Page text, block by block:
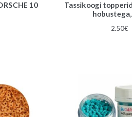
10
Tassikoogi
2.50€